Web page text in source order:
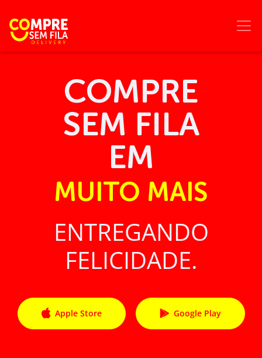
COMPRE
SEM FILA
EM
MUITO MAIS
ENTREGANDO
FELICIDADE.
Apple Store Google Play